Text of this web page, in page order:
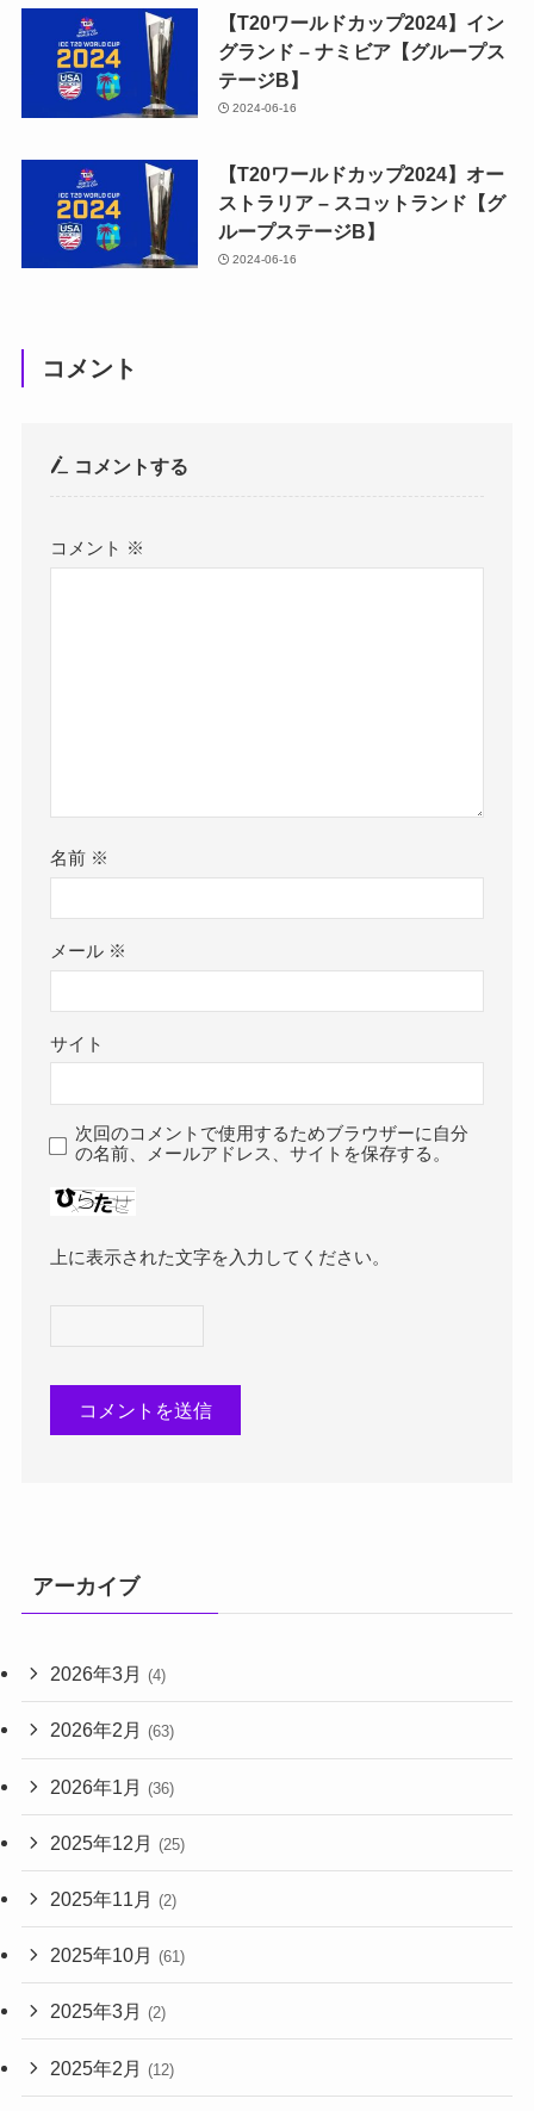
【T20ワールドカップ2024】イン
グランド – ナミビア【グループス
テージB】
2024-06-16
【T20ワールドカップ2024】オー
ストラリア – スコットランド【グ
ループステージB】
2024-06-16
コメント
コメントする
コメント ※
名前 ※
メール ※
サイト
次回のコメントで使用するためブラウザーに自分
の名前、メールアドレス、サイトを保存する。
上に表示された文字を入力してください。
アーカイブ
2026年3月 (4)
2026年2月 (63)
2026年1月 (36)
2025年12月 (25)
2025年11月 (2)
2025年10月 (61)
2025年3月 (2)
2025年2月 (12)